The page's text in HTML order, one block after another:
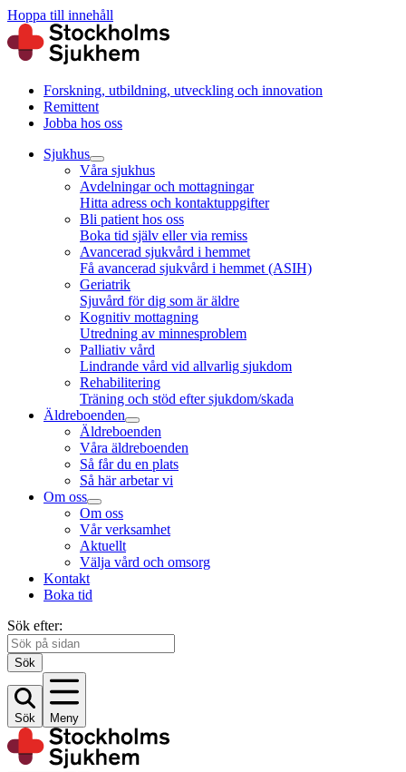
Hoppa till innehåll
Forskning, utbildning, utveckling och innovation
Remittent
Jobba hos oss
Sjukhus
Våra sjukhus
Avdelningar och mottagningar
Hitta adress och kontaktuppgifter
Bli patient hos oss
Boka tid själv eller via remiss
Avancerad sjukvård i hemmet
Få avancerad sjukvård i hemmet (ASIH)
Geriatrik
Sjuvård för dig som är äldre
Kognitiv mottagning
Utredning av minnesproblem
Palliativ vård
Lindrande vård vid allvarlig sjukdom
Rehabilitering
Träning och stöd efter sjukdom/skada
Äldreboenden
Äldreboenden
Våra äldreboenden
Så får du en plats
Så här arbetar vi
Om oss
Om oss
Vår verksamhet
Aktuellt
Välja vård och omsorg
Kontakt
Boka tid
Sök efter:
Sök
Sök Meny